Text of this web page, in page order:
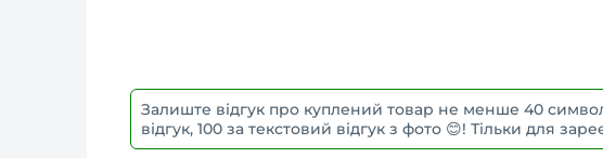
Залиште відгук про куплений товар не менше 40
відгук, 100 за текстовий відгук з фото 😊! Тільки для